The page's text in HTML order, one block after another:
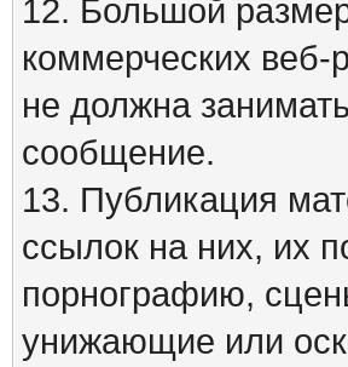
12. Большой
коммерческих веб-
не должна
сообщение.
13. Публикация
ссылок на них, их
порнографию,
унижающие или